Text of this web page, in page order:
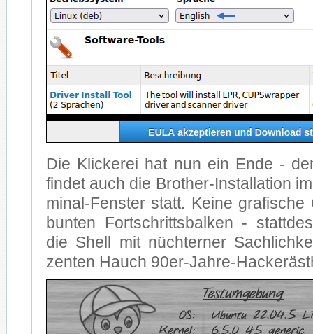
Die Kli­cke­rei hat nun ein En­de -
fin­det auch die Brot­her-In­stal­la­ti­on
mi­nal-Fens­ter statt. Kei­ne gra­fi­sche
bun­ten Fort­schritts­bal­ken -
die Shell mit nüch­ter­ner
zen­ten Hauch 90er-Jah­re-